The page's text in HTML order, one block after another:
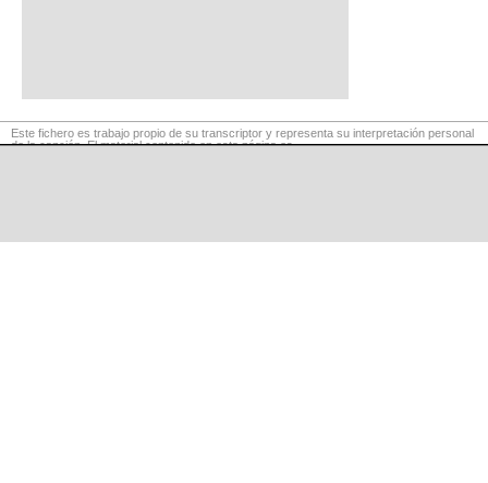
Este fichero es trabajo propio de su transcriptor y representa su interpretación personal
de la canción. El material contenido en esta página es